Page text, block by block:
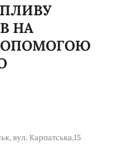
НА
вул. Карпатська,15